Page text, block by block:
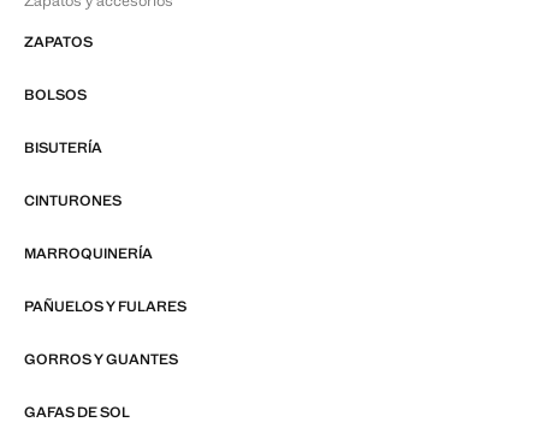
ZAPATOS
BOLSOS
BISUTERÍA
CINTURONES
MARROQUINERÍA
PAÑUELOS Y FULARES
GORROS Y GUANTES
GAFAS DE SOL